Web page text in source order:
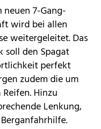
neuen 7-Gang-
wird bei allen
weitergeleitet. Das
soll den Spagat
perfekt
zudem die um
Hinzu
Lenkung,